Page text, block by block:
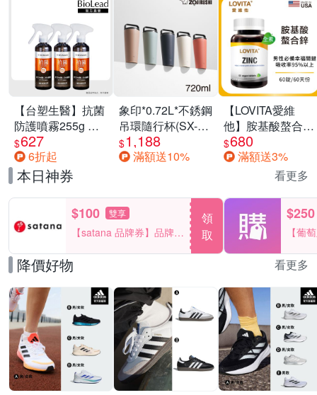
【台塑生醫】抗菌
防護噴霧255g 三
入組
$627
6折起
象印*0.72L*不銹鋼
吊環隨行杯(SX-
LA72H)
$1,188
滿額送10%
【LOVITA愛維
他】胺基酸螯合鋅
x2瓶30mg素食錠
(鋅錠)
$680
滿額送3%
本日神券 看更多
$100 雙享
【satana 品牌券】品牌週
一件折$100
領
取
$250
【葡
品滿
降價好物 看更多